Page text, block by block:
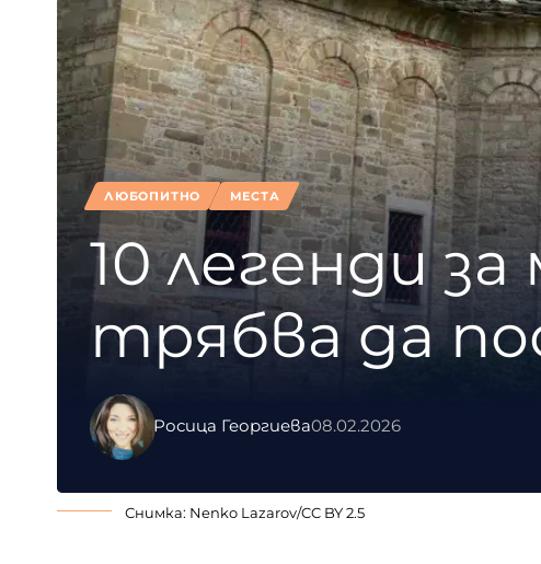
ЛЮБОПИТНО МЕСТА
10 легенди
трябва да
Росица Георгиева08.02.2026
Снимка: Nenko Lazarov/CC BY 2.5